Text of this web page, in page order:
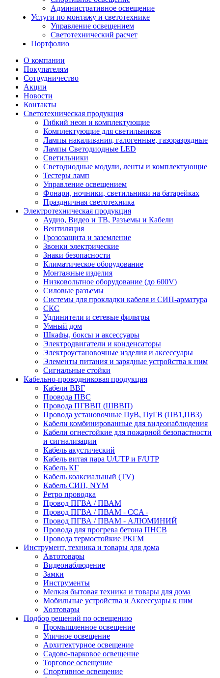
Административное освещение
Услуги по монтажу и светотехнике
Управление освещением
Светотехнический расчет
Портфолио
О компании
Покупателям
Сотрудничество
Акции
Новости
Контакты
Светотехническая продукция
Гибкий неон и комплектующие
Комплектующие для светильников
Лампы накаливания, галогенные, газоразрядные
Лампы Светодиодные LED
Светильники
Светодиодные модули, ленты и комплектующие
Тестеры ламп
Управление освещением
Фонари, ночники, светильники на батарейках
Праздничная светотехника
Электротехническая продукция
Аудио, Видео и ТВ, Разъемы и Кабели
Вентиляция
Грозозащита и заземление
Звонки электрические
Знаки безопасности
Климатическое оборудование
Монтажные изделия
Низковольтное оборудование (до 600V)
Силовые разъемы
Системы для прокладки кабеля и СИП-арматура
СКС
Удлинители и сетевые фильтры
Умный дом
Шкафы, боксы и аксессуары
Электродвигатели и конденсаторы
Электроустановочные изделия и аксессуары
Элементы питания и зарядные устройства к ним
Сигнальные стойки
Кабельно-проводниковая продукция
Кабели ВВГ
Провода ПВС
Провода ПГВВП (ШВВП)
Провода установочные ПуВ, ПуГВ (ПВ1,ПВ3)
Кабели комбинированные для видеонаблюдения
Кабели огнестойкие для пожарной безопастности
и сигнализации
Кабель акустический
Кабель витая пара U/UTP и F/UTP
Кабель КГ
Кабель коаксиальный (TV)
Кабель СИП, NYM
Ретро проводка
Провод ПГВА / ПВАМ
Провод ПГВА / ПВАМ - CCA -
Провод ПГВА / ПВАМ - АЛЮМИНИЙ
Провода для прогрева бетона ПНСВ
Провода термостойкие РКГМ
Инструмент, техника и товары для дома
Автотовары
Видеонаблюдение
Замки
Инструменты
Мелкая бытовая техника и товары для дома
Мобильные устройства и Аксессуары к ним
Хозтовары
Подбор решений по освещению
Промышленное освещение
Уличное освещение
Архитектурное освещение
Садово-парковое освещение
Торговое освещение
Спортивное освещение